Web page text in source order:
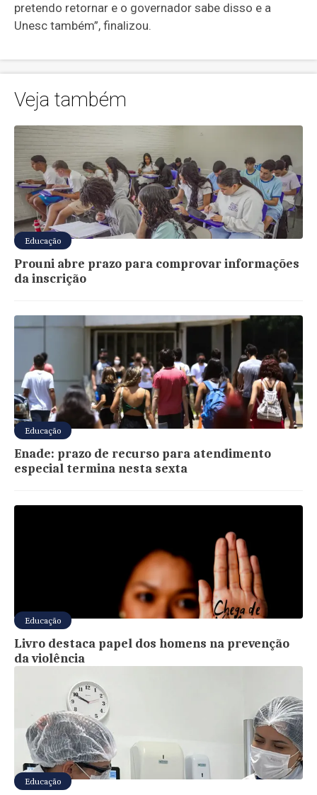
pretendo retornar e o governador sabe disso e a
Unesc também”, finalizou.
Veja também
Educação
Prouni abre prazo para comprovar informações
da inscrição
Educação
Enade: prazo de recurso para atendimento
especial termina nesta sexta
Educação
Livro destaca papel dos homens na prevenção
da violência
Educação